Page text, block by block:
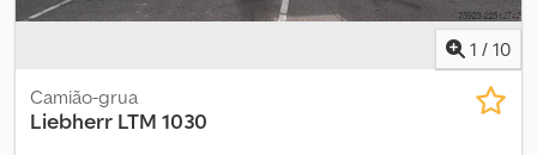
1 / 10
Camião-grua
Liebherr LTM 1030